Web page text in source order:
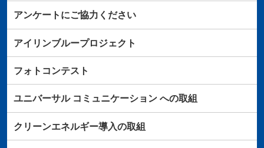
アンケートにご協力ください
アイリンブループロジェクト
フォトコンテスト
ユニバーサルコミュニケーションへの取組
クリーンエネルギー導入の取組